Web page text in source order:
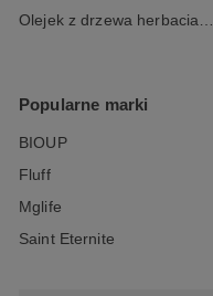
Olejek z drzewa herbacianego
Popularne marki
BIOUP
Fluff
Mglife
Saint Eternite